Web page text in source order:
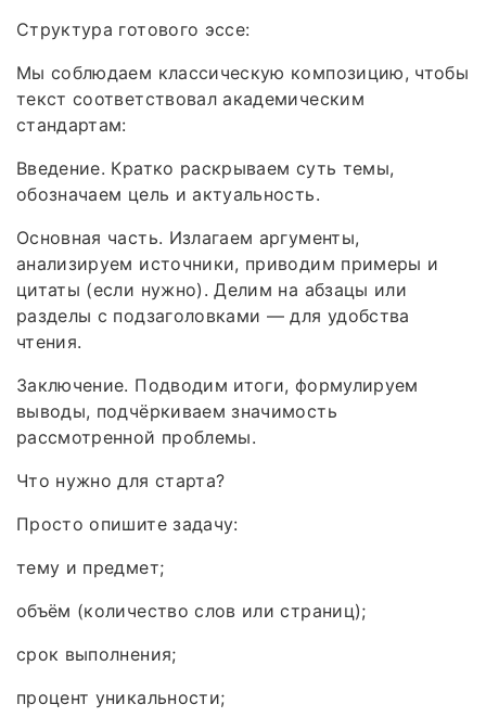
Структура готового эссе:
Мы соблюдаем классическую композицию, чтобы
текст соответствовал академическим
стандартам:
Введение. Кратко раскрываем суть темы,
обозначаем цель и актуальность.
Основная часть. Излагаем аргументы,
анализируем источники, приводим примеры и
цитаты (если нужно). Делим на абзацы или
разделы с подзаголовками — для удобства
чтения.
Заключение. Подводим итоги, формулируем
выводы, подчёркиваем значимость
рассмотренной проблемы.
Что нужно для старта?
Просто опишите задачу:
тему и предмет;
объём (количество слов или страниц);
срок выполнения;
процент уникальности;